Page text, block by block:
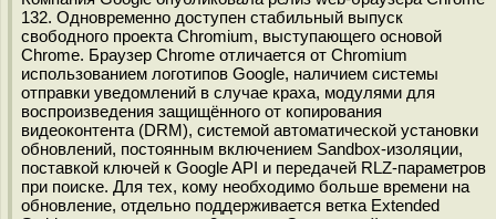
132. Одновременно доступен стабильный выпуск
свободного проекта Chromium, выступающего основой
Chrome. Браузер Chrome отличается от Chromium
использованием логотипов Google, наличием системы
отправки уведомлений в случае краха, модулями для
воспроизведения защищённого от копирования
видеоконтента (DRM), системой автоматической установки
обновлений, постоянным включением Sandbox-изоляции,
поставкой ключей к Google API и передачей RLZ-параметров
при поиске. Для тех, кому необходимо больше времени на
обновление, отдельно поддерживается ветка Extended